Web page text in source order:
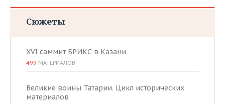
Сюжеты
XVI саммит БРИКС в Казани
499 МАТЕРИАЛОВ
Великие воины Татарии. Цикл исторических
материалов